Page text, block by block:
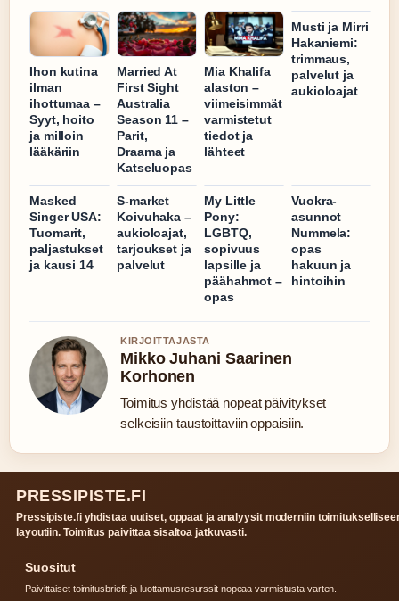
Ihon kutina
ilman
ihottumaa –
Syyt, hoito
ja milloin
lääkäriin
Married At
First Sight
Australia
Season 11 –
Parit,
Draama ja
Katseluopas
Mia Khalifa
alaston –
viimeisimmät
varmistetut
tiedot ja
lähteet
Musti ja Mirri
Hakaniemi:
trimmaus,
palvelut ja
aukioloajat
Masked
Singer USA:
Tuomarit,
paljastukset
ja kausi 14
S-market
Koivuhaka –
aukioloajat,
tarjoukset ja
palvelut
My Little
Pony:
LGBTQ,
sopivuus
lapsille ja
päähahmot –
opas
Vuokra-
asunnot
Nummela:
opas
hakuun ja
hintoihin
KIRJOITTAJASTA
Mikko Juhani Saarinen
Korhonen
Toimitus yhdistää nopeat päivitykset
selkeisiin taustoittaviin oppaisiin.
PRESSIPISTE.FI
Pressipiste.fi yhdistaa uutiset, oppaat ja analyysit moderniin
layoutiin. Toimitus paivittaa sisaltoa jatkuvasti.
Suositut
Paivittaiset toimitusbriefit ja luottamusresurssit nopeaa varmistusta varten.